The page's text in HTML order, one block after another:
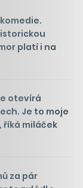
platí i na
otevírá
Je to moje
říká miláček
za pár